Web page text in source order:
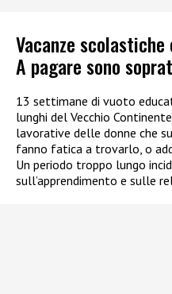
Vacanze
A pagare sono
13 settimane di vuoto
lunghi del Vecchio
lavorative delle donne che
fanno fatica a trovarlo, o
Un periodo troppo lungo
sull’apprendimento e sulle